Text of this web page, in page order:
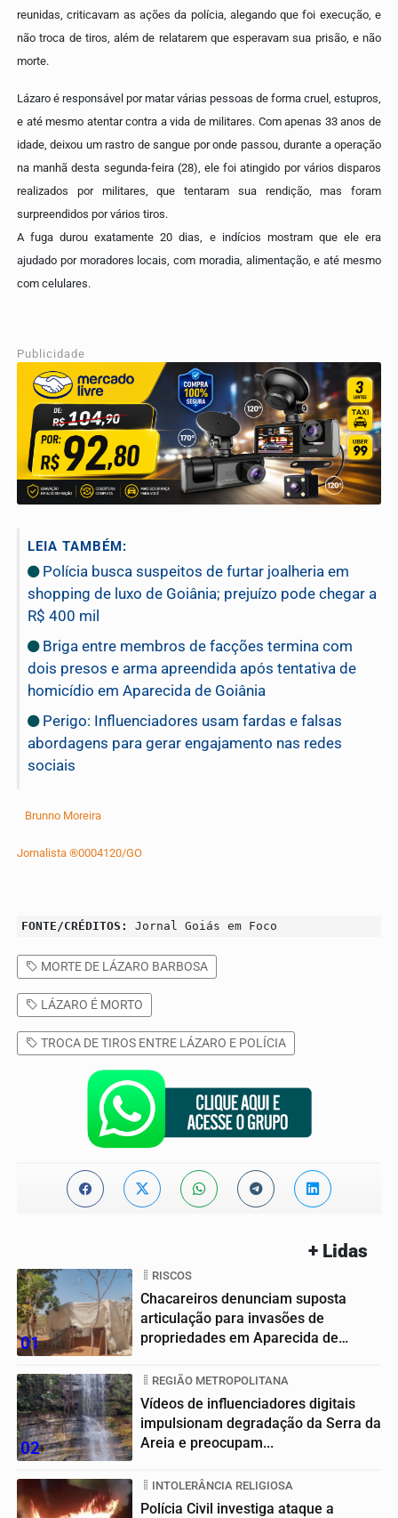
reunidas, criticavam as ações da polícia, alegando que foi execução, e
não troca de tiros, além de relatarem que esperavam sua prisão, e não
morte.
Lázaro é responsável por matar várias pessoas de forma cruel, estupros,
e até mesmo atentar contra a vida de militares. Com apenas 33 anos de
idade, deixou um rastro de sangue por onde passou, durante a operação
na manhã desta segunda-feira (28), ele foi atingido por vários disparos
realizados por militares, que tentaram sua rendição, mas foram
surpreendidos por vários tiros.
A fuga durou exatamente 20 dias, e indícios mostram que ele era
ajudado por moradores locais, com moradia, alimentação, e até mesmo
com celulares.
Publicidade
LEIA TAMBÉM:
Polícia busca suspeitos de furtar joalheria em
shopping de luxo de Goiânia; prejuízo pode chegar a
R$ 400 mil
Briga entre membros de facções termina com
dois presos e arma apreendida após tentativa de
homicídio em Aparecida de Goiânia
Perigo: Influenciadores usam fardas e falsas
abordagens para gerar engajamento nas redes
sociais
Brunno Moreira
Jornalista ®0004120/GO
FONTE/CRÉDITOS: Jornal Goiás em Foco
MORTE DE LÁZARO BARBOSA
LÁZARO É MORTO
TROCA DE TIROS ENTRE LÁZARO E POLÍCIA
+ Lidas
01
RISCOS
Chacareiros denunciam suposta
articulação para invasões de
propriedades em Aparecida de
02
REGIÃO METROPOLITANA
Vídeos de influenciadores digitais
impulsionam degradação da Serra da
Areia e preocupam...
INTOLERÂNCIA RELIGIOSA
Polícia Civil investiga ataque a